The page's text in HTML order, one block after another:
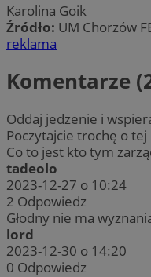
Karolina Goik
Źródło: UM Chorzów
reklama
Komentarze
Oddaj jedzenie i
Poczytajcie trochę o
Co to jest kto tym
tadeolo
2023-12-27 o 10:24
2 Odpowiedz
Głodny nie ma
lord
2023-12-30 o 14:20
0 Odpowiedz